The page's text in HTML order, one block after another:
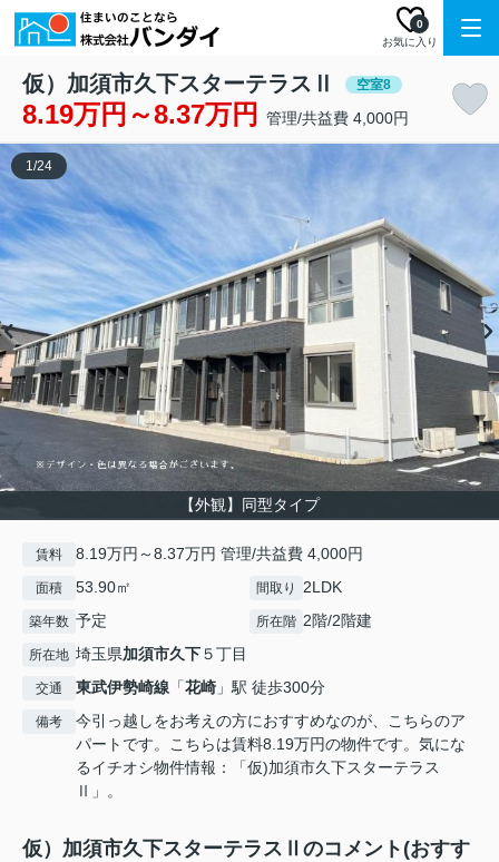
お気に入り
0
仮）加須市久下スターテラスⅡ 空室8
8.19万円～8.37万円 管理/共益費 4,000円
【外観】同型タイプ
1/24
賃料 8.19万円～8.37万円 管理/共益費 4,000円
面積 53.90㎡ 間取り 2LDK
築年数 予定 所在階 2階/2階建
所在地 埼玉県加須市久下５丁目
交通 東武伊勢崎線 「花崎 」駅 徒歩300分
備考
今引っ越しをお考えの方におすすめなのが、こちらのア
パートです。こちらは賃料8.19万円の物件です。気にな
るイチオシ物件情報：「仮)加須市久下スターテラス
Ⅱ」。
仮）加須市久下スターテラスⅡのコメント(おすす